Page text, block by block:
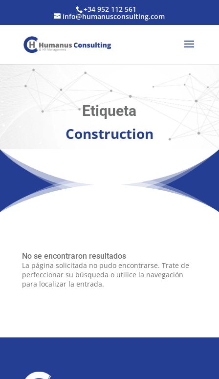
+34 952 112 561
info@humanusconsulting.com
Etiqueta
Construction
No se encontraron resultados
La página solicitada no pudo encontrarse. Trate de
perfeccionar su búsqueda o utilice la navegación
para localizar la entrada.